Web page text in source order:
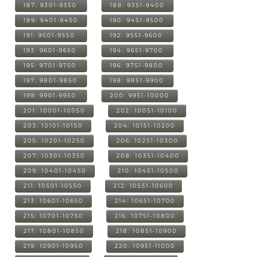
187: 9301-9350 188: 9351-9400
189: 9401-9450 190: 9451-9500
191: 9501-9550 192: 9551-9600
193: 9601-9650 194: 9651-9700
195: 9701-9750 196: 9751-9800
197: 9801-9850 198: 9851-9900
199: 9901-9950 200: 9951-10000
201: 10001-10050 202: 10051-10100
203: 10101-10150 204: 10151-10200
205: 10201-10250 206: 10251-10300
207: 10301-10350 208: 10351-10400
209: 10401-10450 210: 10451-10500
211: 10501-10550 212: 10551-10600
213: 10601-10650 214: 10651-10700
215: 10701-10750 216: 10751-10800
217: 10801-10850 218: 10851-10900
219: 10901-10950 220: 10951-11000